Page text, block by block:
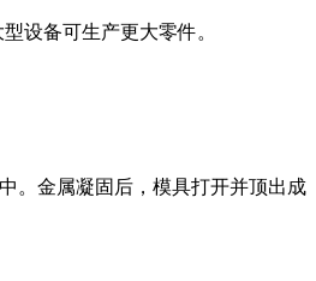
设备可生产更大零件。
。金属凝固后，模具打开并顶出成